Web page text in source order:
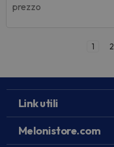
prezzo
1 2
Link utili
Melonistore.com